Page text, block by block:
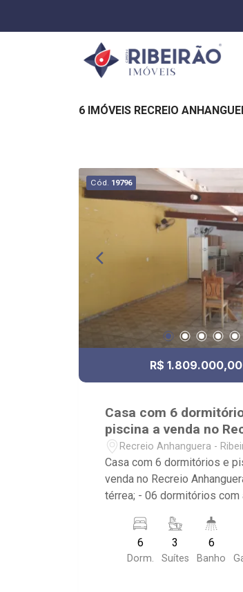
6 IMÓVEIS RECREIO
Cód. 19796
R$
Casa com 6
piscina a venda no
Anhanguera
Recreio Anhanguera -
Preto/SP
Casa com 6 dormitórios e
venda no Recreio
térrea; - 06 dormitórios com
vagas de garagem; -
planejada; - Área de serviço;
gramado; - Varanda; -
6
Dorm.
3
Suítes
6
Banho